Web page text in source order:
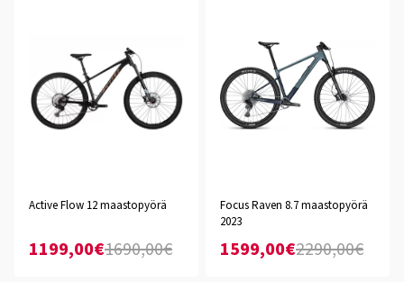
Active Flow 12 maastopyörä
1199,00€1690,00€
Focus Raven 8.7 maastopyörä
2023
1599,00€2290,00€